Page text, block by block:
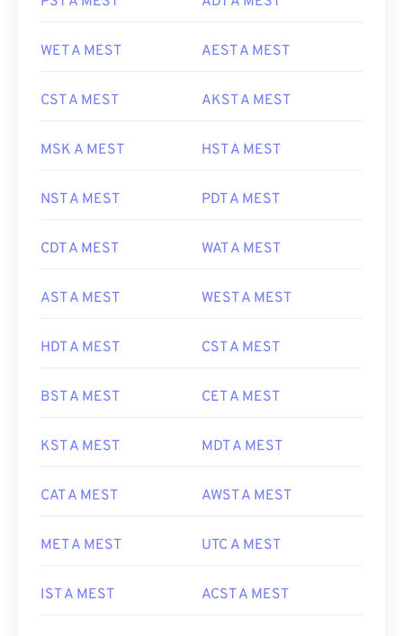
WET A MEST AEST A MEST
CST A MEST AKST A MEST
MSK A MEST HST A MEST
NST A MEST PDT A MEST
CDT A MEST WAT A MEST
AST A MEST WEST A MEST
HDT A MEST CST A MEST
BST A MEST CET A MEST
KST A MEST MDT A MEST
CAT A MEST AWST A MEST
MET A MEST UTC A MEST
IST A MEST ACST A MEST